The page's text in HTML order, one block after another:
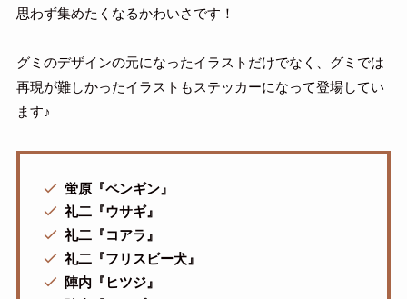
思わず集めたくなるかわいさです！
グミのデザインの元になったイラストだけでなく、グミでは
再現が難しかったイラストもステッカーになって登場してい
ます♪
蛍原『ペンギン』
礼二『ウサギ』
礼二『コアラ』
礼二『フリスビー犬』
陣内『ヒツジ』